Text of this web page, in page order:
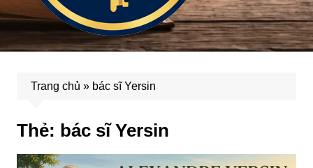
Trang chủ » bác sĩ Yersin
Thẻ: bác sĩ Yersin